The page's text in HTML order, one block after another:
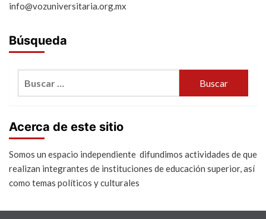
info@vozuniversitaria.org.mx
Búsqueda
Acerca de este sitio
Somos un espacio independiente difundimos actividades de que
realizan integrantes de instituciones de educación superior, así
como temas políticos y culturales